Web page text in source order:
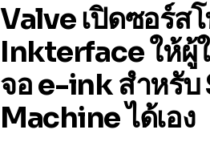
Valve เปิดซอร์ส
Inkterface ให้ผู้
จอ e-ink สำหรับ
Machine ได้เอง